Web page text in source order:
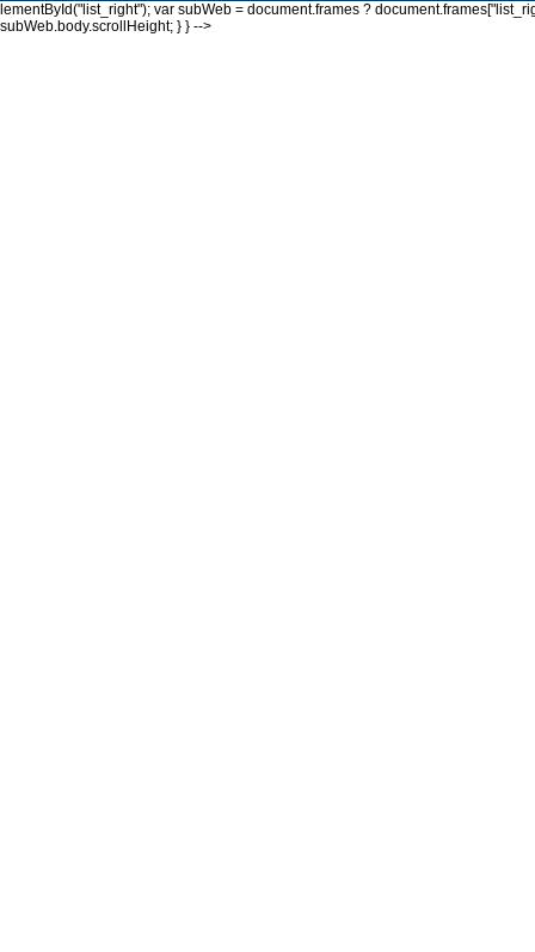
lementById("list_right"); var subWeb = document.frames ?
subWeb.body.scrollHeight; } } -->